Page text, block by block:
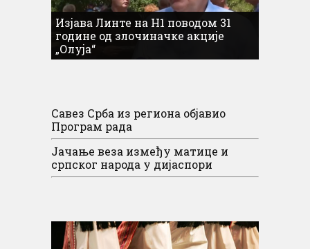
Изјава Линте на Н1 поводом 31
године од злочиначке акције
„Олуја“
Савез Срба из региона објавио
Програм рада
Јачање веза између матице и
српског народа у дијаспори